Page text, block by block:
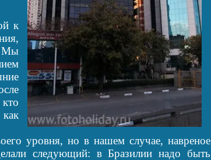
к
Мы
уровня, но в нашем случае, навреное
следующий: в Бразилии надо быть